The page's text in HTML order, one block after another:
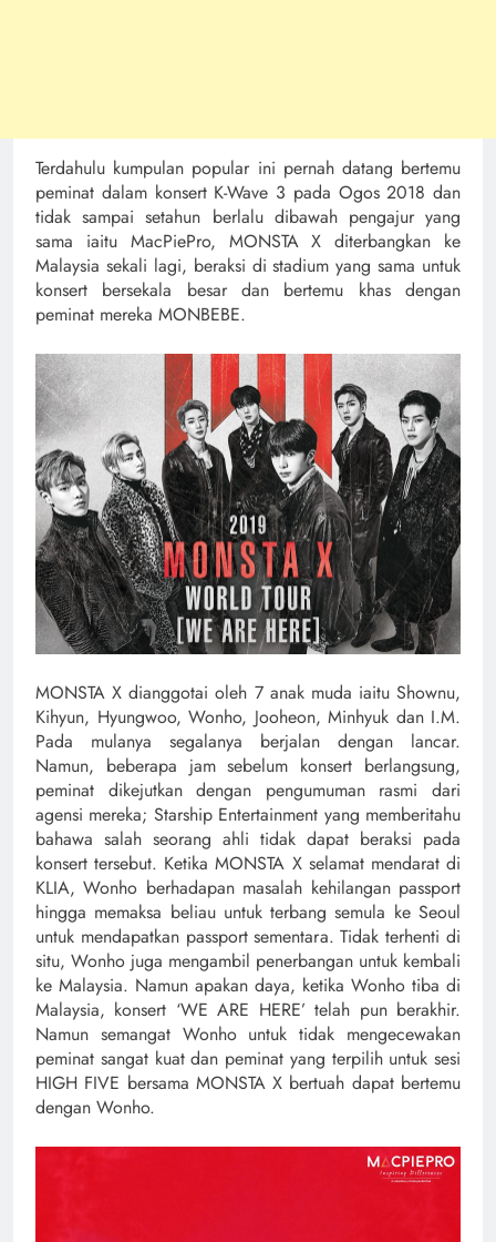
Terdahulu kumpulan popular ini pernah datang bertemu
peminat dalam konsert K-Wave 3 pada Ogos 2018 dan
tidak sampai setahun berlalu dibawah pengajur yang
sama iaitu MacPiePro, MONSTA X diterbangkan ke
Malaysia sekali lagi, beraksi di stadium yang sama untuk
konsert bersekala besar dan bertemu khas dengan
peminat mereka MONBEBE.
MONSTA X dianggotai oleh 7 anak muda iaitu Shownu,
Kihyun, Hyungwoo, Wonho, Jooheon, Minhyuk dan I.M.
Pada mulanya segalanya berjalan dengan lancar.
Namun, beberapa jam sebelum konsert berlangsung,
peminat dikejutkan dengan pengumuman rasmi dari
agensi mereka; Starship Entertainment yang memberitahu
bahawa salah seorang ahli tidak dapat beraksi pada
konsert tersebut. Ketika MONSTA X selamat mendarat di
KLIA, Wonho berhadapan masalah kehilangan passport
hingga memaksa beliau untuk terbang semula ke Seoul
untuk mendapatkan passport sementara. Tidak terhenti di
situ, Wonho juga mengambil penerbangan untuk kembali
ke Malaysia. Namun apakan daya, ketika Wonho tiba di
Malaysia, konsert ‘WE ARE HERE’ telah pun berakhir.
Namun semangat Wonho untuk tidak mengecewakan
peminat sangat kuat dan peminat yang terpilih untuk sesi
HIGH FIVE bersama MONSTA X bertuah dapat bertemu
dengan Wonho.